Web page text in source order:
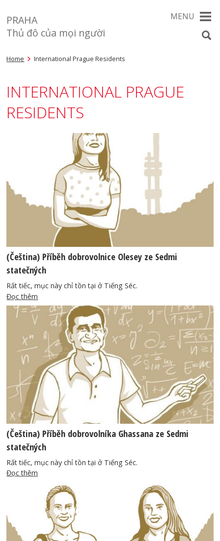
PRAHA
Thủ đô của mọi người
MENU
Home International Prague Residents
INTERNATIONAL PRAGUE
RESIDENTS
(Čeština) Příběh dobrovolnice Olesey ze Sedmi
statečných
Rất tiếc, mục này chỉ tồn tại ở Tiếng Séc.
Đọc thêm
(Čeština) Příběh dobrovolníka Ghassana ze Sedmi
statečných
Rất tiếc, mục này chỉ tồn tại ở Tiếng Séc.
Đọc thêm